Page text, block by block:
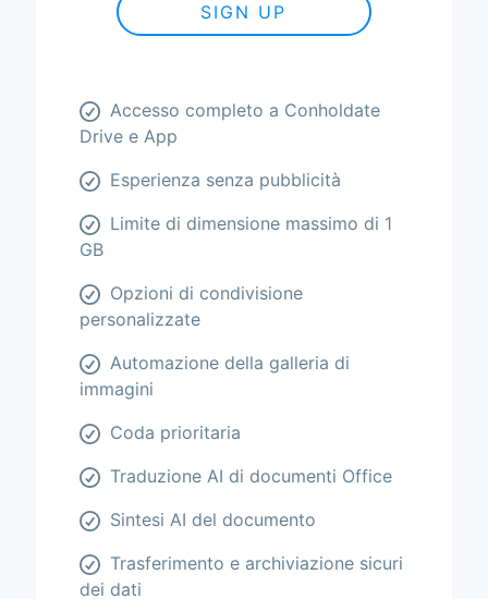
SIGN UP
Accesso completo a Conholdate
Drive e App
Esperienza senza pubblicità
Limite di dimensione massimo di 1
GB
Opzioni di condivisione
personalizzate
Automazione della galleria di
immagini
Coda prioritaria
Traduzione AI di documenti Office
Sintesi AI del documento
Trasferimento e archiviazione sicuri
dei dati